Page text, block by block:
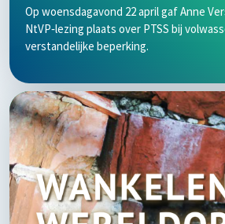
Op woensdagavond 22 april gaf Anne
NtVP‑lezing plaats over PTSS bij
verstandelijke beperking.